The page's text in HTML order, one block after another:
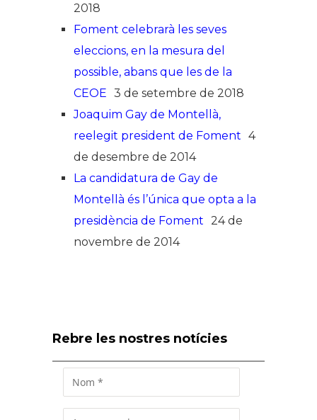
2018
Foment celebrarà les seves
eleccions, en la mesura del
possible, abans que les de la
CEOE 3 de setembre de 2018
Joaquim Gay de Montellà,
reelegit president de Foment 4
de desembre de 2014
La candidatura de Gay de
Montellà és l’única que opta a la
presidència de Foment 24 de
novembre de 2014
Rebre les nostres notícies